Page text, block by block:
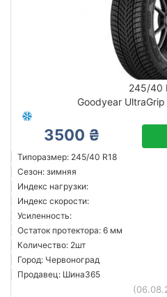
245/40
Goodyear
3500 ₴
Типоразмер: 245/40 R18
Сезон: зимняя
Индекс нагрузки:
Индекс скорости:
Усиленность:
Остаток протектора: 6 мм
Количество: 2шт
Город: Червоноград
Продавец: Шина365